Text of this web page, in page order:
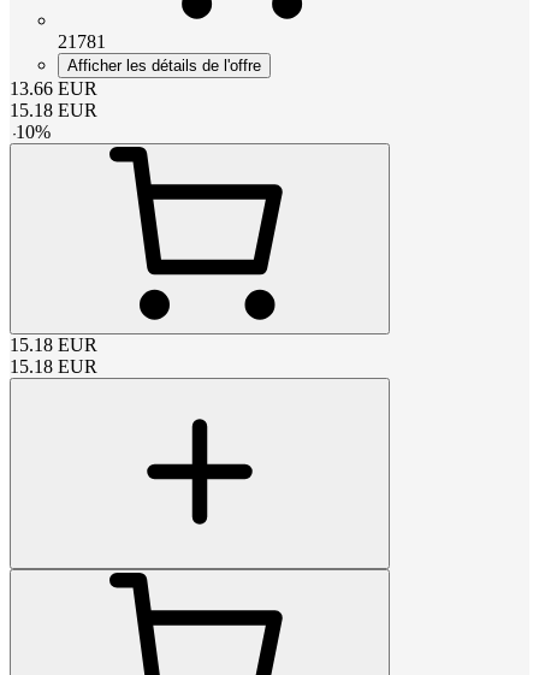
21781
Afficher les détails de l'offre
13.66 EUR
15.18 EUR
-10%
15.18 EUR
15.18 EUR